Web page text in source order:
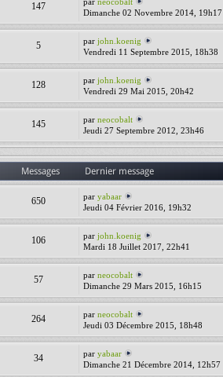
147
Dimanche 02 Novembre 2014, 19h17
5 parjohn.koenig
Vendredi 11 Septembre 2015, 18h38
128 parjohn.koenig
Vendredi 29 Mai 2015, 20h42
145 parneocobalt
Jeudi 27 Septembre 2012, 23h46
Messages Dernier message
650 paryabaar
Jeudi 04 Février 2016, 19h32
106 parjohn.koenig
Mardi 18 Juillet 2017, 22h41
57 parneocobalt
Dimanche 29 Mars 2015, 16h15
264 parneocobalt
Jeudi 03 Décembre 2015, 18h48
34 paryabaar
Dimanche 21 Décembre 2014, 12h57